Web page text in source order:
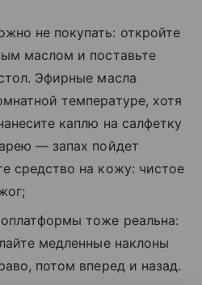
не покупать: откройте
маслом и поставьте
Эфирные масла
температуре, хотя
каплю на салфетку
— запах пойдет
средство на кожу: чистое
тоже реальна:
медленные наклоны
потом вперед и назад.